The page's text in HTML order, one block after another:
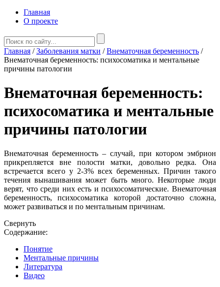
Главная
О проекте
Главная /Заболевания матки /Внематочная беременность /
Внематочная беременность: психосоматика и ментальные
причины патологии
Внематочная беременность:
психосоматика и ментальные
причины патологии
Внематочная беременность – случай, при котором эмбрион
прикрепляется вне полости матки, довольно редка. Она
встречается всего у 2-3% всех беременных. Причин такого
течения вынашивания может быть много. Некоторые люди
верят, что среди них есть и психосоматические. Внематочная
беременность, психосоматика которой достаточно сложна,
может развиваться и по ментальным причинам.
Свернуть
Содержание:
Понятие
Ментальные причины
Литература
Видео